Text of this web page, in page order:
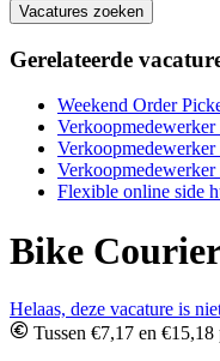
Vacatures zoeken
Gerelateerde
Weekend Order
Verkoopmedewerker
Flexible online side
Bike
Helaas, deze vacature is
Tussen €7,17 en €15,18